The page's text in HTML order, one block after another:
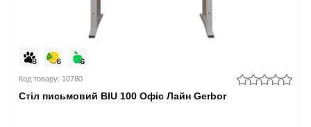
Код товару: 10780
Стіл письмовий BIU 100 Офіс Лайн Gerbor